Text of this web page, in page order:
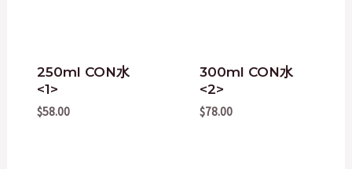
250ml CON水
<1>
$58.00
300ml CON水
<2>
$78.00